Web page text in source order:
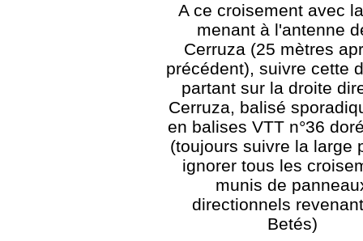
A ce croisement avec
menant à l'antenne
Cerruza (25 mètres
précédent), suivre cette
partant sur la droite
Cerruza, balisé
en balises VTT n°36
(toujours suivre la large
ignorer tous les
munis de
directionnels
Betés)